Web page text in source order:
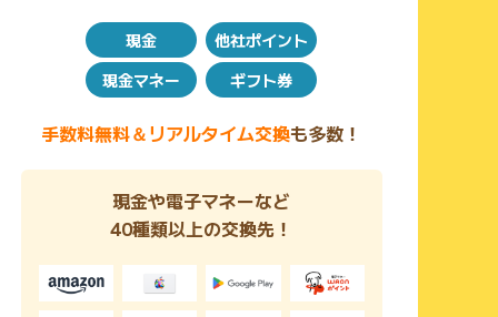
現金
他社ポイント
現金マネー
ギフト券
手数料無料＆リアルタイム交換も多数！
現金や電子マネーなど
40種類以上の交換先！